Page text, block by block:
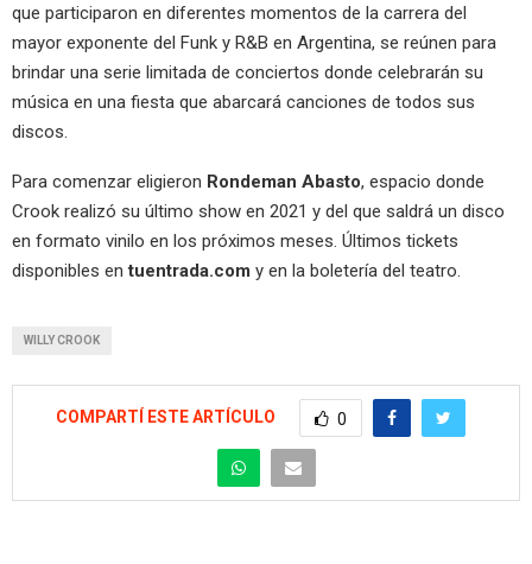
que participaron en diferentes momentos de la carrera del
mayor exponente del Funk y R&B en Argentina, se reúnen para
brindar una serie limitada de conciertos donde celebrarán su
música en una fiesta que abarcará canciones de todos sus
discos.
Para comenzar eligieron Rondeman Abasto, espacio donde
Crook realizó su último show en 2021 y del que saldrá un disco
en formato vinilo en los próximos meses. Últimos tickets
disponibles entuentrada.com y en la boletería del teatro.
WILLY CROOK
COMPARTÍ ESTE ARTÍCULO 0